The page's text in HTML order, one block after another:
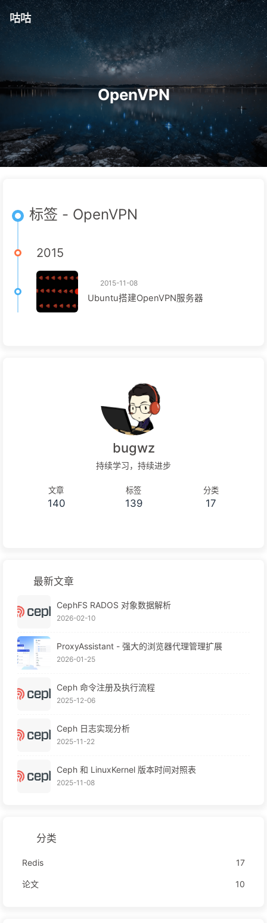
咕咕
OpenVPN
标签 - OpenVPN
2015
2015-11-08
Ubuntu搭建OpenVPN服务器
bugwz
持续学习，持续进步
文章
140
标签
139
分类
17
最新文章
CephFS RADOS 对象数据解析
2026-02-10
ProxyAssistant - 强大的浏览器代理管理扩展
2026-01-25
Ceph 命令注册及执行流程
2025-12-06
Ceph 日志实现分析
2025-11-22
Ceph 和 LinuxKernel 版本时间对照表
2025-11-08
分类
Redis 17
论文 10